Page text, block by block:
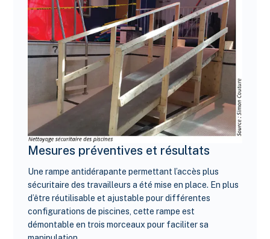
Mesures préventives et résultats
Une rampe antidérapante permettant l’accès plus
sécuritaire des travailleurs a été mise en place. En plus
d’être réutilisable et ajustable pour différentes
configurations de piscines, cette rampe est
démontable en trois morceaux pour faciliter sa